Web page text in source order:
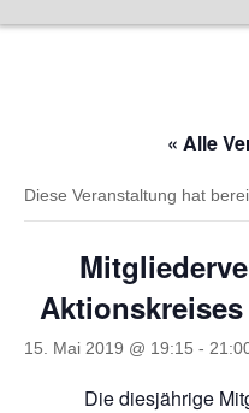
« Alle
Diese Veranstaltung hat
15. Mai 2019 @ 19:15 -
Die diesjährige